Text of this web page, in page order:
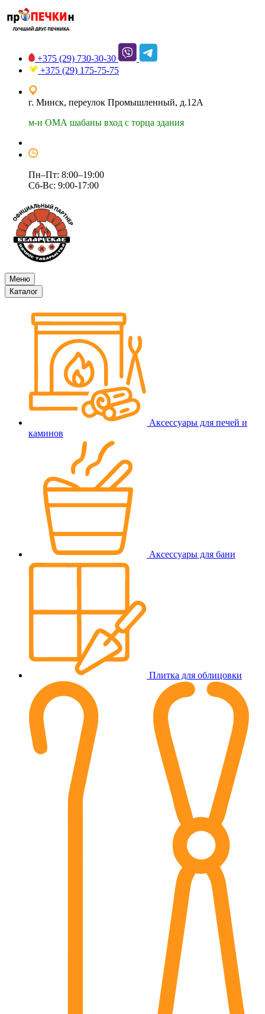
+375 (29) 730-30-30
+375 (29) 175-75-75
г. Минск, переулок Промышленный, д.12А
м-н ОМА шабаны вход с торца здания
Пн–Пт: 8:00–19:00
Сб-Вс: 9:00-17:00
Меню
Каталог
Аксессуары для печей и
каминов
Аксессуары для бани
Плитка для облицовки